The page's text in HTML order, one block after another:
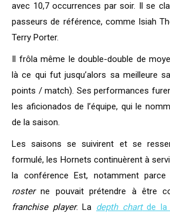
avec 10,7 occurrences par soir. Il se
passeurs de référence, comme Isiah
Terry Porter.
Il frôla même le double-double de
là ce qui fut jusqu’alors sa meilleure
points / match). Ses performances
les aficionados de l’équipe, qui le
de la saison.
Les saisons se suivirent et se
formulé, les Hornets continuèrent à
la conférence Est, notamment parce
rosterne pouvait prétendre à être
franchise player. La depth chartde la